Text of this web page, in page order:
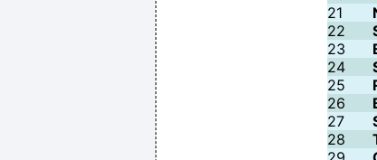
21
22
23
24
25
26
27
28